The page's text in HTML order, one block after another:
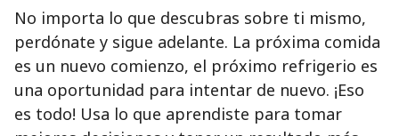
No importa lo que descubras sobre ti mismo,
perdónate y sigue adelante. La próxima comida
es un nuevo comienzo, el próximo refrigerio es
una oportunidad para intentar de nuevo. ¡Eso
es todo! Usa lo que aprendiste para tomar